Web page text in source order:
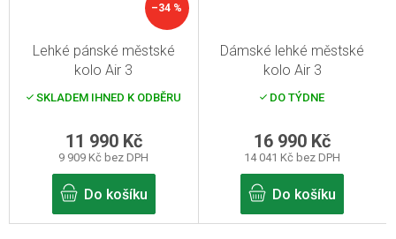
–34 %
Lehké pánské městské
kolo Air 3
SKLADEM IHNED K ODBĚRU
9 909 Kč bez DPH
11 990 Kč
Do košíku
Dámské lehké městské
kolo Air 3
DO TÝDNE
14 041 Kč bez DPH
16 990 Kč
Do košíku